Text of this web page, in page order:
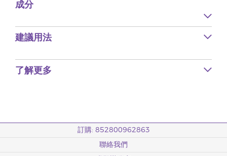
成分
建議用法
了解更多
訂購: 852800962863
聯絡我們